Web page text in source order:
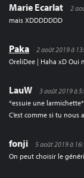
Marie Ecarlat
2
mais XDDDDDDD
Paka
2 août 2019 à
OreliDee | Haha xD Oui
LauW
3 août 2019 à
*essuie une larmichette*
C’est comme si tu nous
fonji
5 août 2019 à
On peut choisir le